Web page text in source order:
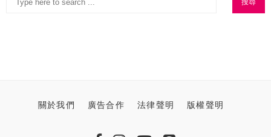
關於我們 廣告合作 法律聲明 版權聲明